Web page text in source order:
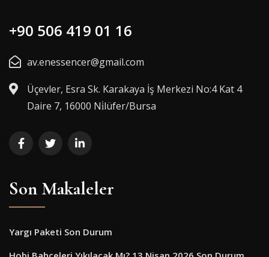
+90 506 419 01 16
av.enessencer@gmail.com
Üçevler, Esra Sk. Karakaya İş Merkezi No:4 Kat 4
Daire 7, 16000 Ni̇lüfer/Bursa
Son Makaleler
Yargı Paketi Son Durum